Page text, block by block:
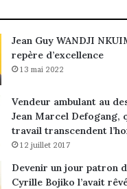
Jean Guy WANDJI
repère d’excellence
13 mai 2022
Vendeur ambulant au
Jean Marcel Defogang,
travail transcendent
12 juillet 2017
Devenir un jour patron
Cyrille Bojiko l’avait